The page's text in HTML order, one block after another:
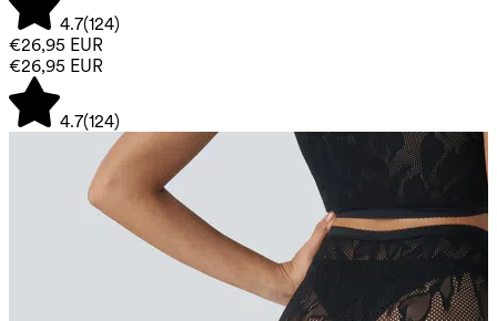
4.7(124)
€26,95 EUR
€26,95 EUR
4.7(124)